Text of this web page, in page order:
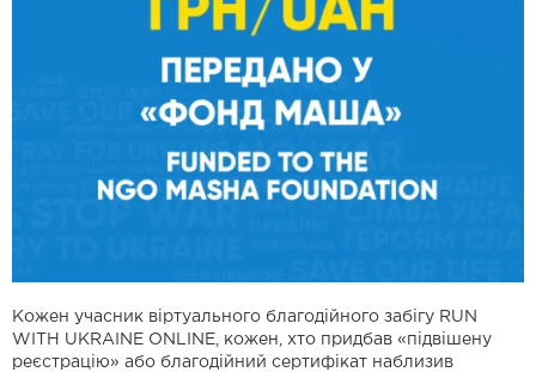
Кожен учасник віртуального благодійного забігу RUN
WITH UKRAINE ONLINE, кожен, хто придбав «підвішену
реєстрацію» або благодійний сертифікат наблизив